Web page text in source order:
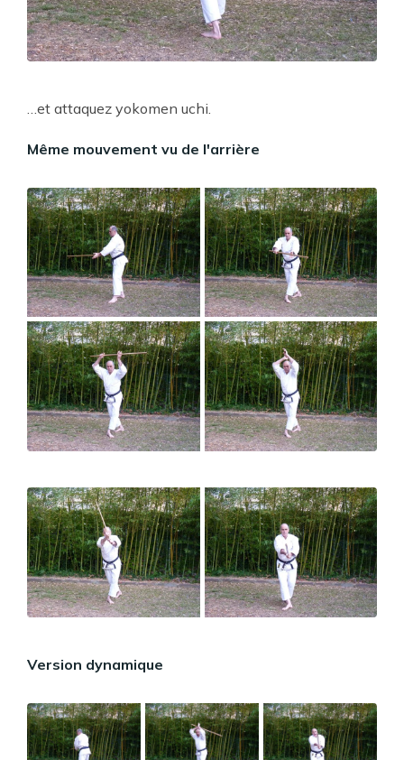
…et attaquez yokomen uchi.
Même mouvement vu de l'arrière
Version dynamique